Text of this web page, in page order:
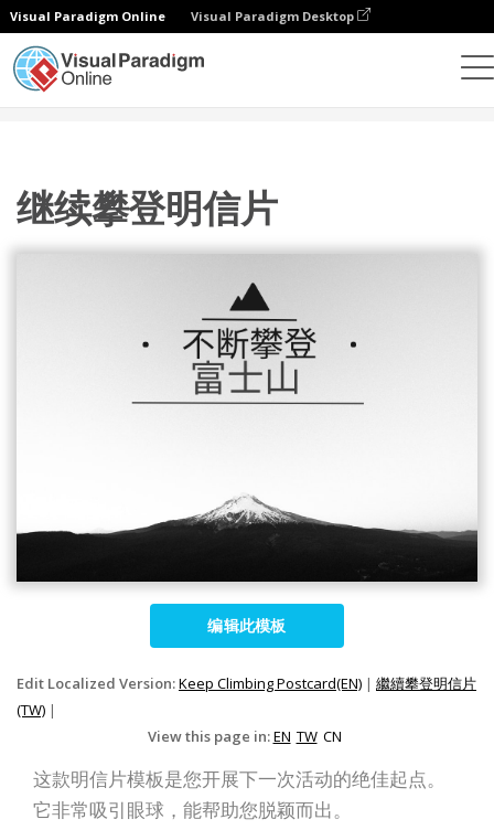
Visual Paradigm Online Visual Paradigm Desktop
继续攀登明信片
编辑此模板
Edit Localized Version:Keep Climbing Postcard(EN) | 繼續攀登明信片
(TW) |
View this page in:EN TW CN
这款明信片模板是您开展下一次活动的绝佳起点。
它非常吸引眼球，能帮助您脱颖而出。